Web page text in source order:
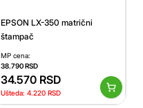
EPSON LX-350 matrični
štampač
MP cena:
38.790RSD
34.570 RSD
Ušteda: 4.220 RSD